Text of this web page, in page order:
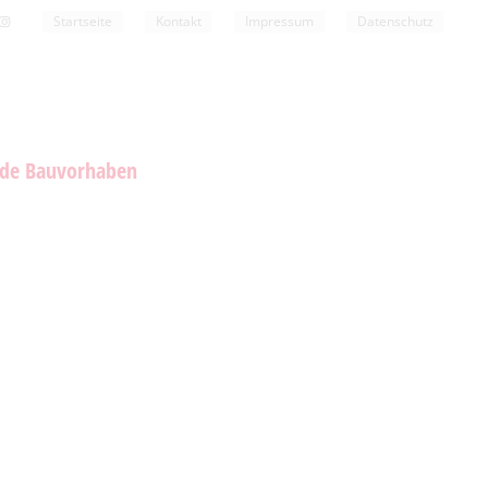
Startseite Kontakt Impressum Datenschutz
Bauvorhaben